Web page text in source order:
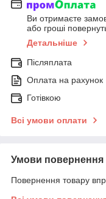
Ви отримаєте
або гроші
Детальніше
Післяплата
Оплата на рахунок
Готівкою
Всі умови оплати
Умови повернення
Повернення товару